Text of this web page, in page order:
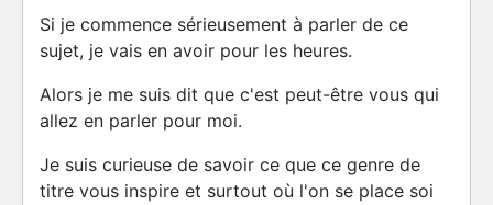
Si je commence sérieusement à parler de ce
sujet, je vais en avoir pour les heures.
Alors je me suis dit que c'est peut-être vous qui
allez en parler pour moi.
Je suis curieuse de savoir ce que ce genre de
titre vous inspire et surtout où l'on se place soi